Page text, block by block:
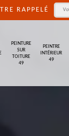
RAPPELÉ
PEINTURE
SUR
TOITURE
49
PEINTRE
INTÉRIEUR
49